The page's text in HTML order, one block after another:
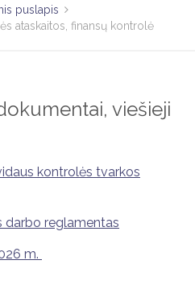
puslapis
ataskaitos, finansų kontrolė
viešieji
kontrolės tvarkos
darbo reglamentas
m.